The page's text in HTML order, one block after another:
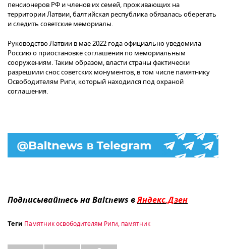
пенсионеров РФ и членов их семей, проживающих на
территории Латвии, балтийская республика обязалась оберегать
и следить советские мемориалы.
Руководство Латвии в мае 2022 года официально уведомила
Россию о приостановке соглашения по мемориальным
сооружениям. Таким образом, власти страны фактически
разрешили снос советских монументов, в том числе памятнику
Освободителям Риги, который находился под охраной
соглашения.
Подписывайтесь на Baltnews вЯндекс.Дзен
Теги Памятник освободителям Риги, памятник